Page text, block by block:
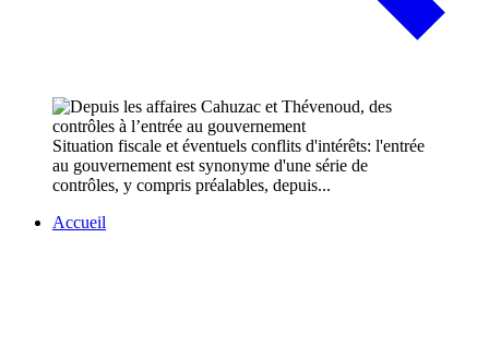
Situation fiscale et éventuels conflits d'intérêts: l'entrée
au gouvernement est synonyme d'une série de
contrôles, y compris préalables, depuis...
Accueil